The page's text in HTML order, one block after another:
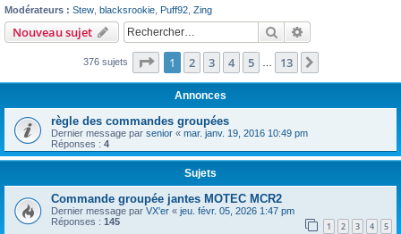
c
Modérateurs : Stew blacksrookie Puff92 Zing
Nouveau sujet Rechercher
376 sujets Page 1sur13
1 2 3 4 5 13
Annonces
règle des commandes groupées
Dernier message par senior « mar. janv. 19, 2016 10:49 pm
Réponses : 4
Sujets
Commande groupée jantes MOTEC MCR2
Dernier message par VX'er « jeu. févr. 05, 2026 1:47 pm
Réponses : 145 1 2 3 4 5